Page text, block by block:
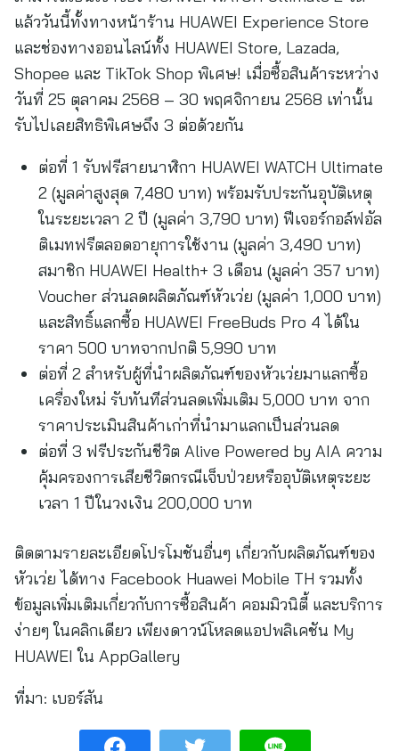
แล้ววันนี้ทั้งทางหน้าร้าน HUAWEI Experience Store
และช่องทางออนไลน์ทั้ง HUAWEI Store, Lazada,
Shopee และ TikTok Shop พิเศษ! เมื่อซื้อสินค้าระหว่าง
วันที่ 25 ตุลาคม 2568 – 30 พฤศจิกายน 2568 เท่านั้น
รับไปเลยสิทธิพิเศษถึง 3 ต่อด้วยกัน
ต่อที่ 1 รับฟรีสายนาฬิกา HUAWEI WATCH Ultimate
2 (มูลค่าสูงสุด 7,480 บาท) พร้อมรับประกันอุบัติเหตุ
ในระยะเวลา 2 ปี (มูลค่า 3,790 บาท) ฟีเจอร์กอล์ฟอัล
ติเมทฟรีตลอดอายุการใช้งาน (มูลค่า 3,490 บาท)
สมาชิก HUAWEI Health+ 3 เดือน (มูลค่า 357 บาท)
Voucher ส่วนลดผลิตภัณฑ์หัวเว่ย (มูลค่า 1,000 บาท)
และสิทธิ์แลกซื้อ HUAWEI FreeBuds Pro 4 ได้ใน
ราคา 500 บาทจากปกติ 5,990 บาท
ต่อที่ 2 สำหรับผู้ที่นำผลิตภัณฑ์ของหัวเว่ยมาแลกซื้อ
เครื่องใหม่ รับทันทีส่วนลดเพิ่มเติม 5,000 บาท จาก
ราคาประเมินสินค้าเก่าที่นำมาแลกเป็นส่วนลด
ต่อที่ 3 ฟรีประกันชีวิต Alive Powered by AIA ความ
คุ้มครองการเสียชีวิตกรณีเจ็บป่วยหรืออุบัติเหตุระยะ
เวลา 1 ปีในวงเงิน 200,000 บาท
ติดตามรายละเอียดโปรโมชันอื่นๆ เกี่ยวกับผลิตภัณฑ์ของ
หัวเว่ย ได้ทาง Facebook Huawei Mobile TH รวมทั้ง
ข้อมูลเพิ่มเติมเกี่ยวกับการซื้อสินค้า คอมมิวนิตี้ และบริการ
ง่ายๆ ในคลิกเดียว เพียงดาวน์โหลดแอปพลิเคชัน My
HUAWEI ใน AppGallery
ที่มา: เบอร์สัน